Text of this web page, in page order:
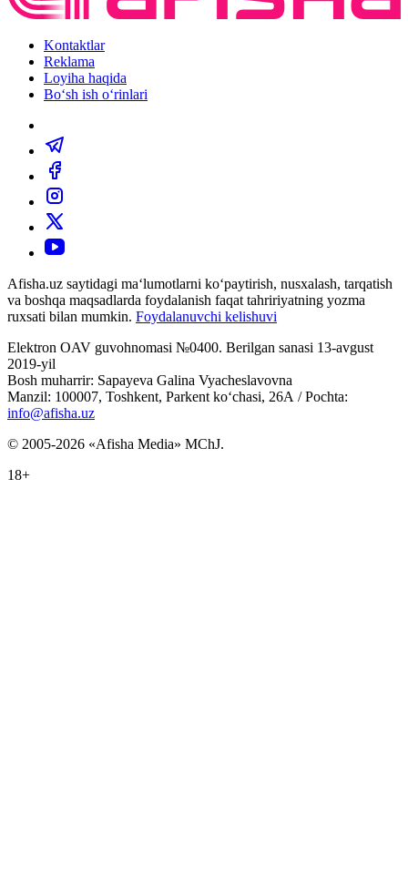
Kontaktlar
Reklama
Loyiha haqida
Bo‘sh ish o‘rinlari
Afisha.uz saytidagi ma‘lumotlarni ko‘paytirish, nusxalash, tarqatish
va boshqa maqsadlarda foydalanish faqat tahririyatning yozma
ruxsati bilan mumkin. Foydalanuvchi kelishuvi
Elektron OAV guvohnomasi №0400. Berilgan sanasi 13-avgust
2019-yil
Bosh muharrir: Sapayeva Galina Vyacheslavovna
Manzil: 100007, Toshkent, Parkent ko‘chasi, 26А / Pochta:
info@afisha.uz
© 2005-2026 «Afisha Media» MChJ.
18+